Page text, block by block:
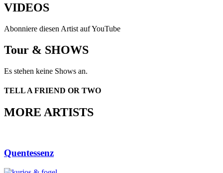
VIDEOS
Abonniere diesen Artist auf YouTube
Tour & SHOWS
Es stehen keine Shows an.
TELL A FRIEND OR TWO
MORE ARTISTS
Quentessenz